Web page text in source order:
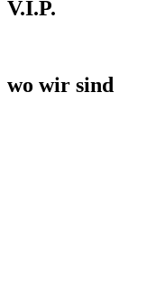
V.I.P.
wo wir sind